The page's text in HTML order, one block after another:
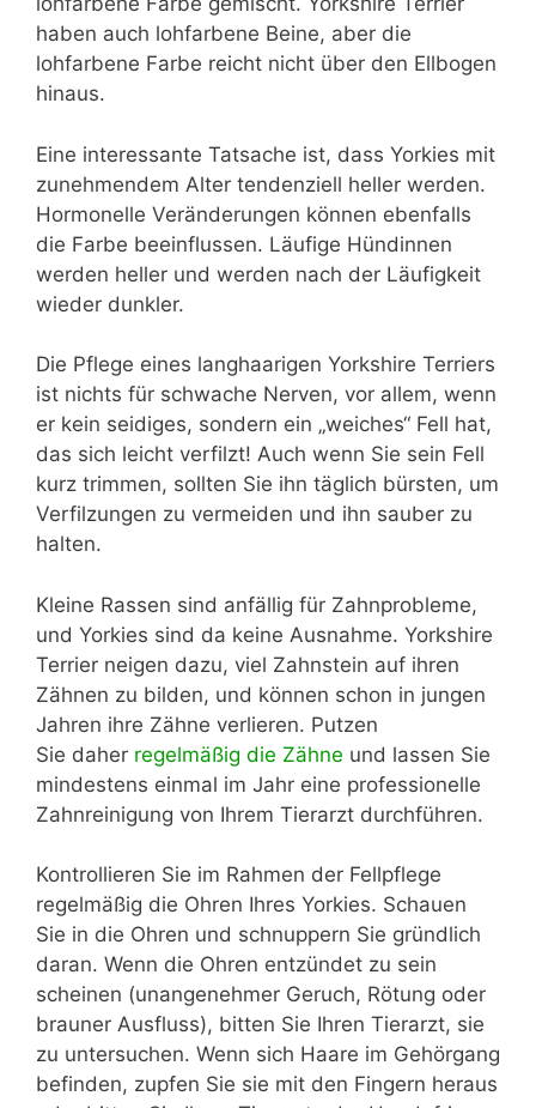
haben auch lohfarbene Beine, aber die
lohfarbene Farbe reicht nicht über den Ellbogen
hinaus.
Eine interessante Tatsache ist, dass Yorkies mit
zunehmendem Alter tendenziell heller werden.
Hormonelle Veränderungen können ebenfalls
die Farbe beeinflussen. Läufige Hündinnen
werden heller und werden nach der Läufigkeit
wieder dunkler.
Die Pflege eines langhaarigen Yorkshire Terriers
ist nichts für schwache Nerven, vor allem, wenn
er kein seidiges, sondern ein „weiches“ Fell hat,
das sich leicht verfilzt! Auch wenn Sie sein Fell
kurz trimmen, sollten Sie ihn täglich bürsten, um
Verfilzungen zu vermeiden und ihn sauber zu
halten.
Kleine Rassen sind anfällig für Zahnprobleme,
und Yorkies sind da keine Ausnahme. Yorkshire
Terrier neigen dazu, viel Zahnstein auf ihren
Zähnen zu bilden, und können schon in jungen
Jahren ihre Zähne verlieren. Putzen
Sie daher regelmäßig die Zähne und lassen Sie
mindestens einmal im Jahr eine professionelle
Zahnreinigung von Ihrem Tierarzt durchführen.
Kontrollieren Sie im Rahmen der Fellpflege
regelmäßig die Ohren Ihres Yorkies. Schauen
Sie in die Ohren und schnuppern Sie gründlich
daran. Wenn die Ohren entzündet zu sein
scheinen (unangenehmer Geruch, Rötung oder
brauner Ausfluss), bitten Sie Ihren Tierarzt, sie
zu untersuchen. Wenn sich Haare im Gehörgang
befinden, zupfen Sie sie mit den Fingern heraus